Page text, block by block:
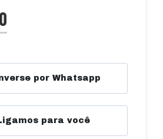
por Whatsapp
para você